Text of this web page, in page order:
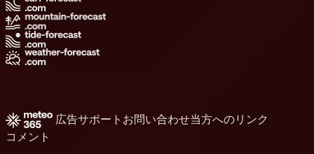
広告サポート お問い合わせ当方へのリンク
コメント